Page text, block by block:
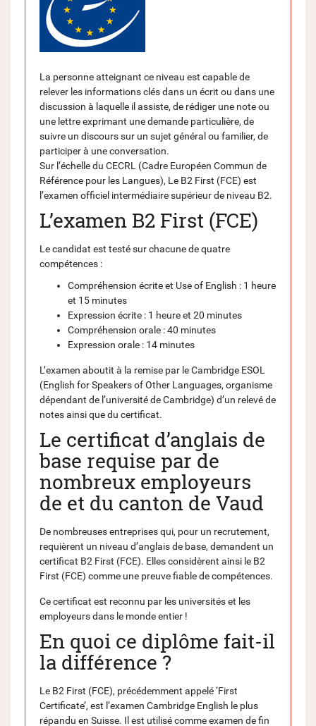
La personne atteignant ce niveau est capable de
relever les informations clés dans un écrit ou dans une
discussion à laquelle il assiste, de rédiger une note ou
une lettre exprimant une demande particulière, de
suivre un discours sur un sujet général ou familier, de
participer à une conversation.
Sur l’échelle du CECRL (Cadre Européen Commun de
Référence pour les Langues), Le B2 First (FCE) est
l’examen officiel intermédiaire supérieur de niveau B2.
L’examen B2 First (FCE)
Le candidat est testé sur chacune de quatre
compétences :
Compréhension écrite et Use of English : 1 heure
et 15 minutes
Expression écrite : 1 heure et 20 minutes
Compréhension orale : 40 minutes
Expression orale : 14 minutes
L’examen aboutit à la remise par le Cambridge ESOL
(English for Speakers of Other Languages, organisme
dépendant de l’université de Cambridge) d’un relevé de
notes ainsi que du certificat.
Le certificat d’anglais de
base requise par de
nombreux employeurs
de et du canton de Vaud
De nombreuses entreprises qui, pour un recrutement,
requièrent un niveau d’anglais de base, demandent un
certificat B2 First (FCE). Elles considèrent ainsi le B2
First (FCE) comme une preuve fiable de compétences.
Ce certificat est reconnu par les universités et les
employeurs dans le monde entier !
En quoi ce diplôme fait-il
la différence ?
Le B2 First (FCE), précédemment appelé ‘First
Certificate’, est l’examen Cambridge English le plus
répandu en Suisse. Il est utilisé comme examen de fin